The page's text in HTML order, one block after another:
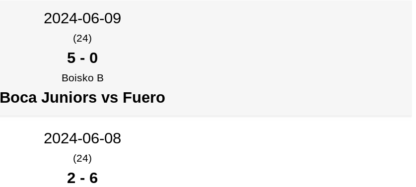
2024-06-09
(24)
5 - 0
Boisko B
Boca Juniors vs Fuero
2024-06-08
(24)
2 - 6